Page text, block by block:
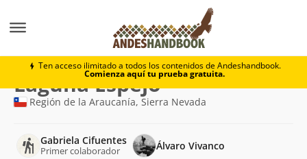
Ten acceso ilimitado a todos los contenidos de Andeshandbook.
Comienza aquí tu prueba gratuita.
Laguna Espejo
Ruta
de
Laguna Espejo
Región de la Araucanía, Sierra Nevada
Gabriela Cifuentes
Primer colaborador Álvaro Vivanco